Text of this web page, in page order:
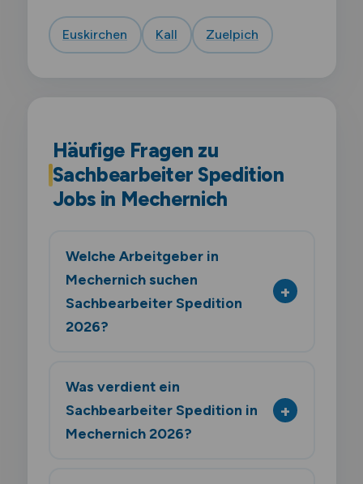
Euskirchen Kall Zuelpich
Häufige Fragen zu
Sachbearbeiter Spedition
Jobs in Mechernich
Welche Arbeitgeber in
Mechernich suchen
Sachbearbeiter Spedition
2026?
Was verdient ein
Sachbearbeiter Spedition in
Mechernich 2026?